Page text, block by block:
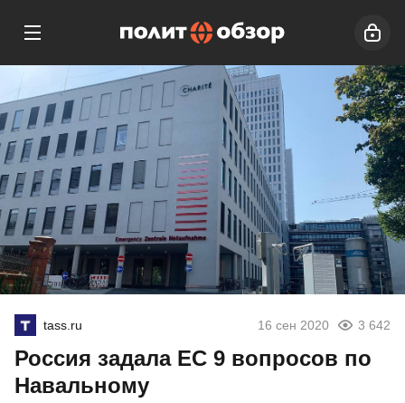
tass.ru 16 сен 2020 3 642
Россия задала ЕС 9 вопросов по
Навальному